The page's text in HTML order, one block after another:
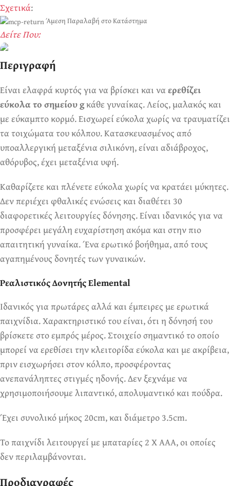
Σχετικά:
Άμεση Παραλαβή στο Κατάστημα
Δείτε Που:
Πάντα! Black Friday!
Περιγραφή
Είναι ελαφρά κυρτός για να βρίσκει και ναερεθίζει
εύκολα το σημείου gκάθε γυναίκας. Λείος, μαλακός και
με εύκαμπτο κορμό. Εισχωρεί εύκολα χωρίς να τραυματίζει
τα τοιχώματα του κόλπου. Κατασκευασμένος από
υποαλλεργική μεταξένια σιλικόνη, είναι αδιάβροχος,
αθόρυβος, έχει μεταξένια υφή.
Καθαρίζετε και πλένετε εύκολα χωρίς να κρατάει μύκητες.
Δεν περιέχει φθαλικές ενώσεις και διαθέτει 30
διαφορετικές λειτουργίες δόνησης. Είναι ιδανικός για να
προσφέρει μεγάλη ευχαρίστηση ακόμα και στην πιο
απαιτητική γυναίκα. Ένα ερωτικό βοήθημα, από τους
αγαπημένους δονητές των γυναικών.
Ρεαλιστικός Δονητής Elemental
Ιδανικός για πρωτάρες αλλά και έμπειρες με ερωτικά
παιχνίδια. Χαρακτηριστικό του είναι, ότι η δόνησή του
βρίσκετε στο εμπρός μέρος. Στοιχείο σημαντικό το οποίο
μπορεί να ερεθίσει την κλειτορίδα εύκολα και με ακρίβεια,
πριν εισχωρήσει στον κόλπο, προσφέροντας
ανεπανάληπτες στιγμές ηδονής. Δεν ξεχνάμε να
χρησιμοποιήσουμε λιπαντικό, απολυμαντικό και πούδρα.
Έχει συνολικό μήκος 20cm, και διάμετρο 3.5cm.
Το παιχνίδι λειτουργεί με μπαταρίες 2 X ΑΑΑ, οι οποίες
δεν περιλαμβάνονται.
Προδιαγραφές